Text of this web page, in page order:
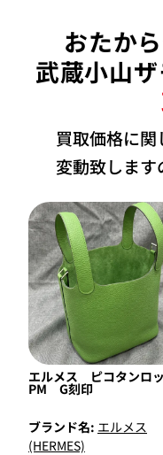
おたか
武蔵小山
買取価格に
変動致しま
エルメス ピコタンロ
PM G刻印
ブランド名: エルメス
(HERMES)